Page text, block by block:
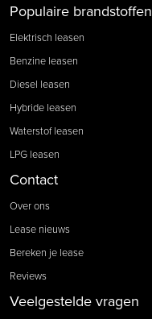
Populaire brandstoffen
Elektrisch leasen
Benzine leasen
Diesel leasen
Hybride leasen
Waterstof leasen
LPG leasen
Contact
Over ons
Lease nieuws
Bereken je lease
Reviews
Veelgestelde vragen